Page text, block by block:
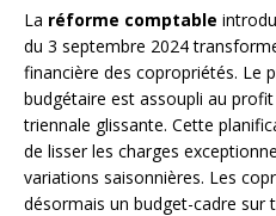
La réforme comptable
du 3 septembre 2024
financière des copropriétés. Le
budgétaire est assoupli au
triennale glissante. Cette
de lisser les charges
variations saisonnières. Les
désormais un budget-cadre sur